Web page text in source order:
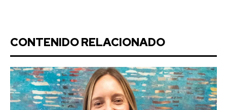
CONTENIDO RELACIONADO